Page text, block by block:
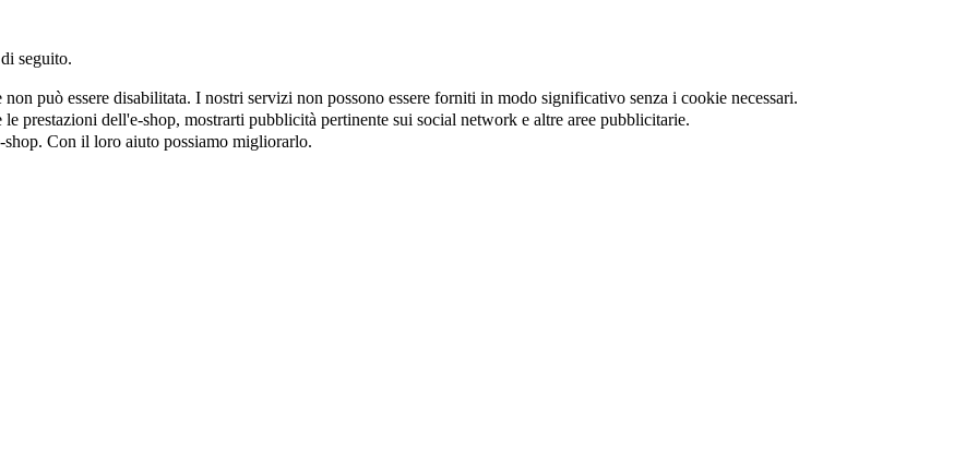
seguito.
non può essere disabilitata. I nostri servizi non possono essere forniti in modo significativo senza i cookie necessari.
prestazioni dell'e-shop, mostrarti pubblicità pertinente sui social network e altre aree pubblicitarie.
Con il loro aiuto possiamo migliorarlo.